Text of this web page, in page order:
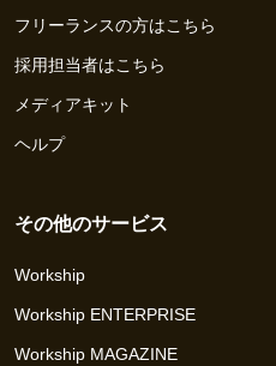
フリーランスの方はこちら
採用担当者はこちら
メディアキット
ヘルプ
その他のサービス
Workship
Workship ENTERPRISE
Workship MAGAZINE